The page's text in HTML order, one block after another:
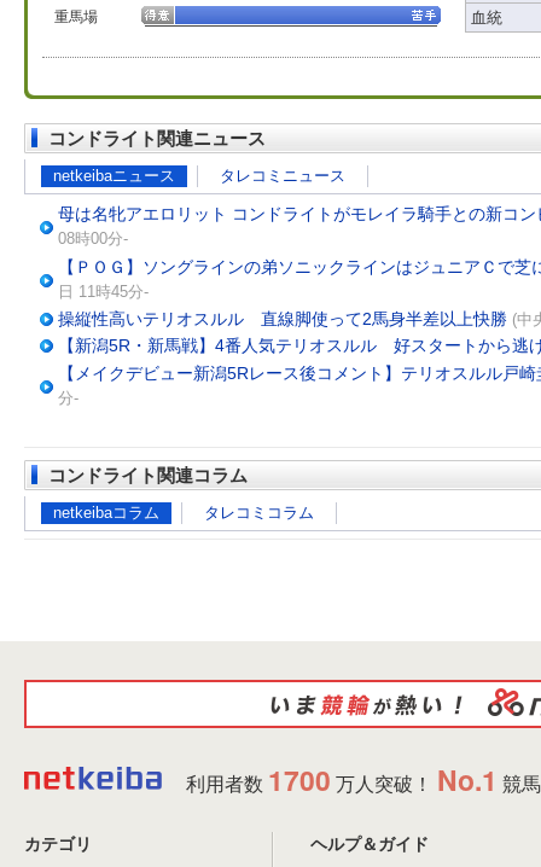
重馬場
血統
コンドライト関連ニュース
netkeibaニュース タレコミニュース
母は名牝アエロリット コンドライトがモレイラ騎手との新コ
08時00分-
【ＰＯＧ】ソングラインの弟ソニックラインはジュニアＣで芝
日 11時45分-
操縦性高いテリオスルル 直線脚使って2馬身半差以上快勝 (中
【新潟5R・新馬戦】4番人気テリオスルル 好スタートから逃
【メイクデビュー新潟5Rレース後コメント】テリオスルル戸
分-
コンドライト関連コラム
netkeibaコラム タレコミコラム
利用者数 1700 万人突破！ No.1 競
カテゴリ ヘルプ＆ガイド